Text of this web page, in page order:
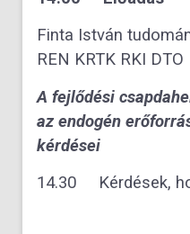
Finta István
REN KRTK RKI DTO
A fejlődési
az endogén
kérdései
14.30 Kérdések,